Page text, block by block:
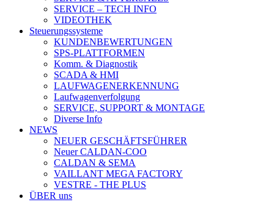
SERVICE – TECH INFO
VIDEOTHEK
Steuerungssysteme
KUNDENBEWERTUNGEN
SPS-PLATTFORMEN
Komm. & Diagnostik
SCADA & HMI
LAUFWAGENERKENNUNG
Laufwagenverfolgung
SERVICE, SUPPORT & MONTAGE
Diverse Info
NEWS
NEUER GESCHÄFTSFÜHRER
Neuer CALDAN-COO
CALDAN & SEMA
VAILLANT MEGA FACTORY
VESTRE - THE PLUS
ÜBER uns